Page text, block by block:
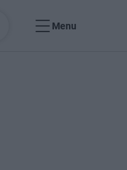
Menu